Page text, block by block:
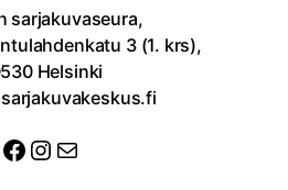
sarjakuvaseura,
3 (1. krs),
Helsinki
Facebook
Instagram
Sähköposti